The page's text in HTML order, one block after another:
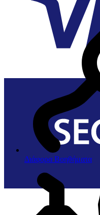
Διάφορα Βοηθήματα